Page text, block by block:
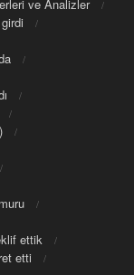
ve Analizler
ettik
etti